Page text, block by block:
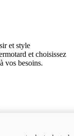
et style
et choisissez
vos besoins.